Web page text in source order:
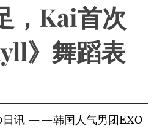
，Kai首次
》舞蹈表
日讯 ——韩国人气男团EXO